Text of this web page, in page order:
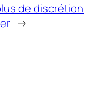
de discrétion
→